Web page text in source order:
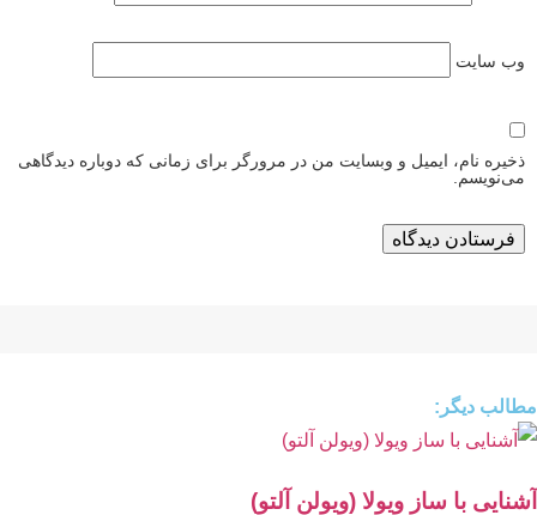
وب‌ سایت
ذخیره نام، ایمیل و وبسایت من در مرورگر برای زمانی که دوباره دیدگاهی
می‌نویسم.
مطالب دیگر:
آشنایی با ساز ویولا (ویولن آلتو)